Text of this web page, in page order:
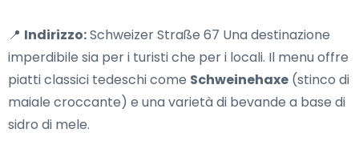
📍 Indirizzo:Schweizer Straße 67 Una destinazione
imperdibile sia per i turisti che per i locali. Il menu offre
piatti classici tedeschi come Schweinehaxe (stinco di
maiale croccante) e una varietà di bevande a base di
sidro di mele.